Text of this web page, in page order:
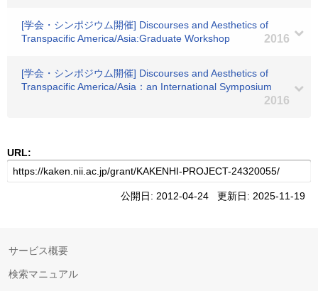
[学会・シンポジウム開催] Discourses and Aesthetics of
Transpacific America/Asia:Graduate Workshop
2016
[学会・シンポジウム開催] Discourses and Aesthetics of
Transpacific America/Asia：an International Symposium
2016
URL:
公開日: 2012-04-24 更新日: 2025-11-19
サービス概要
検索マニュアル